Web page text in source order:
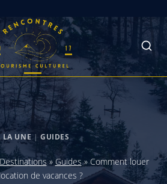
LA UNE | GUIDES
Destinations» Guides» Comment louer
de vacances ?